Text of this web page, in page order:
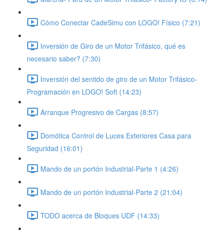
Cómo Conectar CadeSimu con LOGO! Físico (7:21)
Inversión de Giro de un Motor Trifásico, qué es
necesario saber? (7:30)
Inversión del sentido de giro de un Motor Trifásico-
Programación en LOGO! Soft (14:23)
Arranque Progresivo de Cargas (8:57)
Domótica Control de Luces Exteriores Casa para
Seguridad (16:01)
Mando de un portón Industrial-Parte 1 (4:26)
Mando de un portón Industrial-Parte 2 (21:04)
TODO acerca de Bloques UDF (14:33)